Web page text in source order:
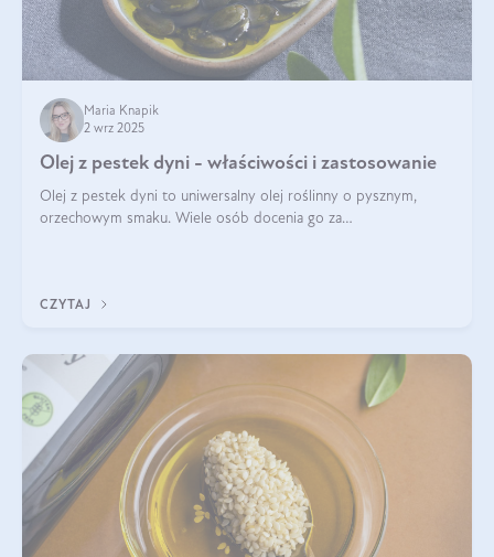
Maria Knapik
2 wrz 2025
Olej z pestek dyni - właściwości i zastosowanie
Olej z pestek dyni to uniwersalny olej roślinny o pysznym,
orzechowym smaku. Wiele osób docenia go za
CZYTAJ